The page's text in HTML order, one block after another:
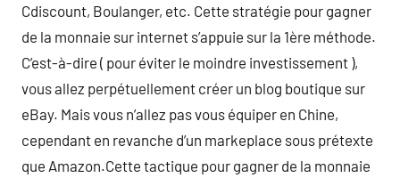
Cdiscount, Boulanger, etc. Cette stratégie pour gagner
de la monnaie sur internet s’appuie sur la 1ère méthode.
C’est-à-dire ( pour éviter le moindre investissement ),
vous allez perpétuellement créer un blog boutique sur
eBay. Mais vous n’allez pas vous équiper en Chine,
cependant en revanche d’un markeplace sous prétexte
que Amazon.Cette tactique pour gagner de la monnaie